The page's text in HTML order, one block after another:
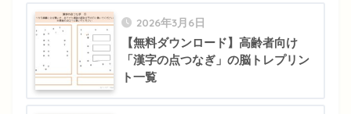
2026年3月6日
【無料ダウンロード】高齢者向け
「漢字の点つなぎ」の脳トレプリン
ト一覧